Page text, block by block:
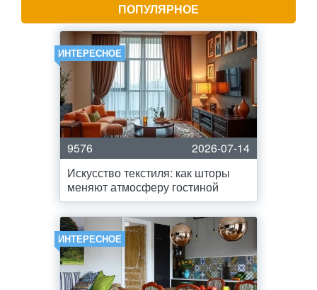
ПОПУЛЯРНОЕ
ИНТЕРЕСНОЕ
9576
2026-07-14
Искусство текстиля: как шторы
меняют атмосферу гостиной
ИНТЕРЕСНОЕ